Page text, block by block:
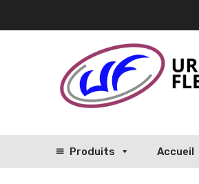
Produits Accueil